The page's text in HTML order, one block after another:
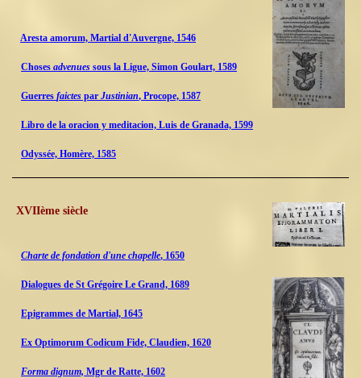
Aresta amorum, Martial d'Auvergne, 1546
Choses advenues sous la Ligue, Simon Goulart, 1589
Guerres faictes par Justinian, Procope, 1587
Libro de la oracion y meditacion, Luis de Granada, 1599
Odyssée, Homère, 1585
XVIIème siècle
Charte de fondation d'une chapelle, 1650
Dialogues de St Grégoire Le Grand, 1689
Epigrammes de Martial, 1645
Ex Optimorum Codicum Fide, Claudien, 1620
Forma dignum, Mgr de Ratte, 1602